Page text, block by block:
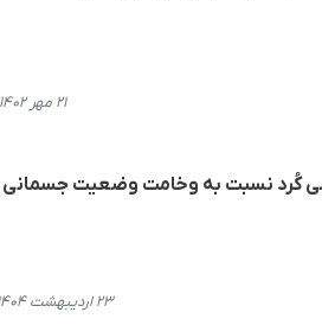
۲۱ مهر ۱۴۰۲، ۲۰:۳۴
کُرد نسبت به وخامت وضعیت
۲۳ اردیبهشت ۱۴۰۴، ۱۸:۳۵